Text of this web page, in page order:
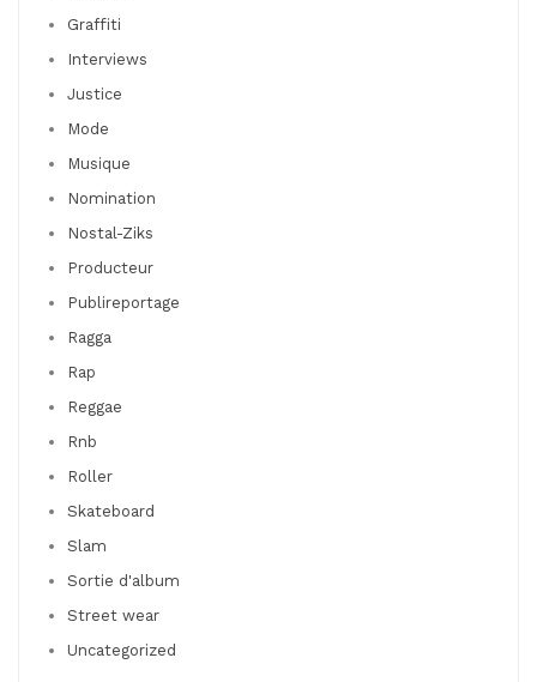
Graffiti
Interviews
Justice
Mode
Musique
Nomination
Nostal-Ziks
Producteur
Publireportage
Ragga
Rap
Reggae
Rnb
Roller
Skateboard
Slam
Sortie d'album
Street wear
Uncategorized